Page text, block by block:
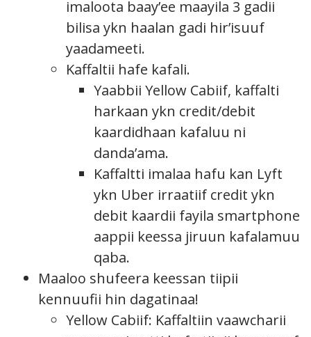
imaloota baay’ee maayila 3 gadii
bilisa ykn haalan gadi hir’isuuf
yaadameeti.
Kaffaltii hafe kafali.
Yaabbii Yellow Cabiif, kaffalti
harkaan ykn credit/debit
kaardidhaan kafaluu ni
danda’ama.
Kaffaltti imalaa hafu kan Lyft
ykn Uber irraatiif credit ykn
debit kaardii fayila smartphone
aappii keessa jiruun kafalamuu
qaba.
Maaloo shufeera keessan tiipii
kennuufii hin dagatinaa!
Yellow Cabiif: Kaffaltiin vaawcharii